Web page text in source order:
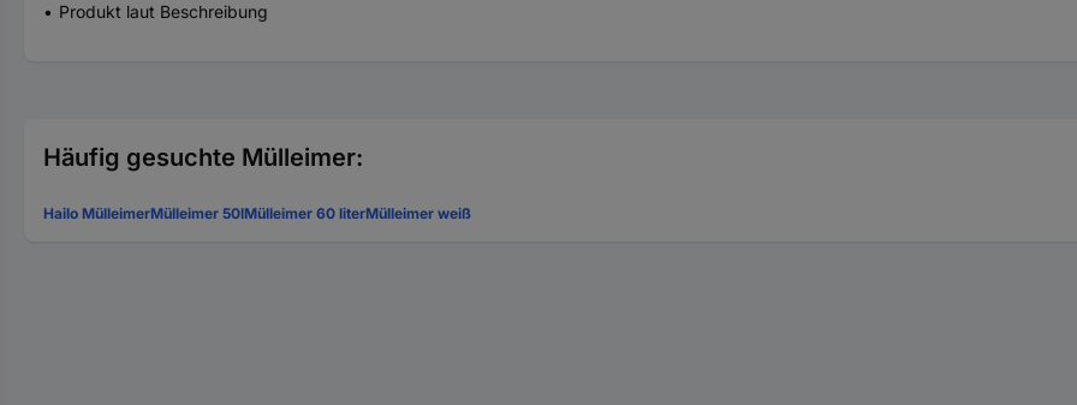
Produkt laut Beschreibung
Häufig gesuchte Mülleimer:
Hailo MülleimerMülleimer 50lMülleimer 60 literMülleimer weiß